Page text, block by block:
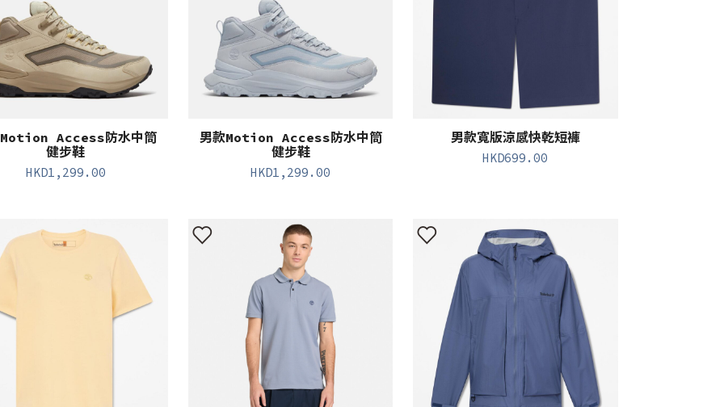
Motion Access防水中筒
健步鞋
HKD1,299.00
男款Motion Access防水中筒
健步鞋
HKD1,299.00
男款寬版涼感快乾短褲
HKD699.00